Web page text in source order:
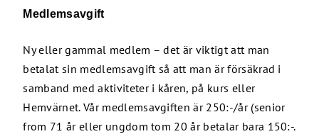
Medlemsavgift
Ny eller gammal medlem – det är viktigt att man
betalat sin medlemsavgift så att man är försäkrad i
samband med aktiviteter i kåren, på kurs eller
Hemvärnet. Vår medlemsavgiften är 250:-/år (senior
from 71 år eller ungdom tom 20 år betalar bara 150:-.